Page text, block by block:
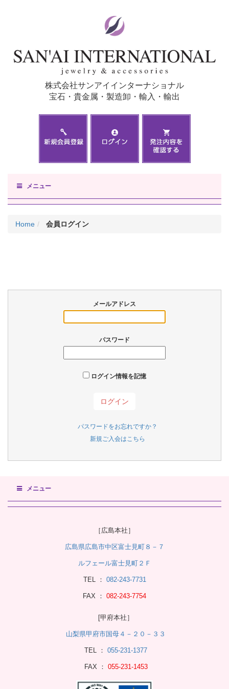
株式会社サンアイインターナショナル
宝石・貴金属・製造卸・輸入・輸出
メニュー
Home 会員ログイン
メールアドレス
パスワード
ログイン情報を記憶
パスワードをお忘れですか？
新規ご入会はこちら
メニュー
［広島本社］
広島県広島市中区富士見町８－７
ルフェール富士見町２Ｆ
TEL ： 082-243-7731
FAX ： 082-243-7754
[甲府本社］
山梨県甲府市国母４－２０－３３
TEL ： 055-231-1377
FAX ： 055-231-1453